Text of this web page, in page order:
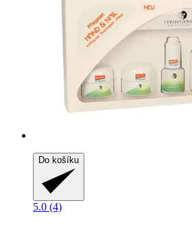
Do košíku
5.0 (4)